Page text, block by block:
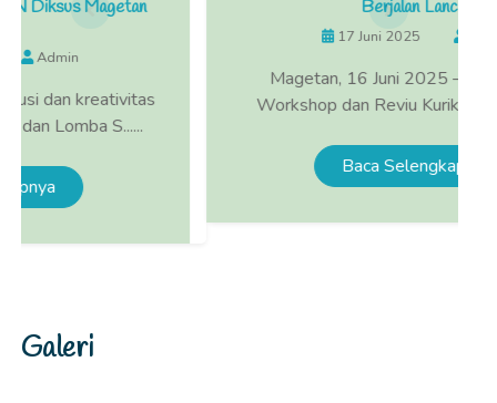
Admin
Magetan, 16 Juni 2025 – Pelaksanaan
Workshop dan Reviu Kurikulum Satuan ......
Baca Selengkapnya
Galeri